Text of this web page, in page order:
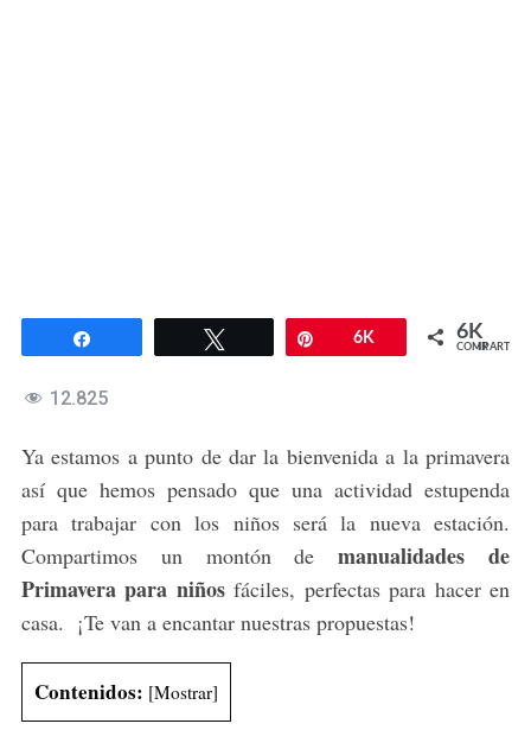
Twittear 6K 6K
COMPARTIR
12.825
Ya estamos a punto de dar la bienvenida a la primavera
así que hemos pensado que una actividad estupenda
para trabajar con los niños será la nueva estación.
Compartimos un montón demanualidades de
Primavera para niñosfáciles, perfectas para hacer en
casa. ¡Te van a encantar nuestras propuestas!
Contenidos: [Mostrar]